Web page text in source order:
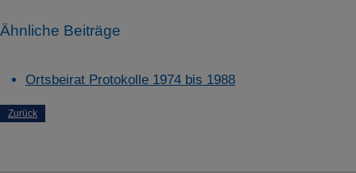
Ähnliche Beiträge
Ortsbeirat Protokolle 1974 bis 1988
Zurück